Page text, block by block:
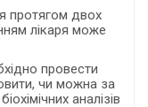
протягом двох
лікаря може
провести
чи можна за
аналізів